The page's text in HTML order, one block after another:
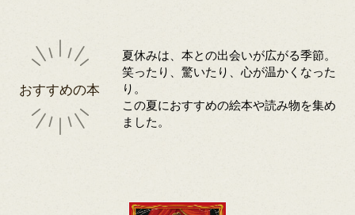
おすすめの本
夏休みは、本との出会いが広がる季節。
笑ったり、驚いたり、心が温かくなった
り。
この夏におすすめの絵本や読み物を集め
ました。